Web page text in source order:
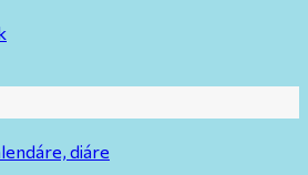
diáre